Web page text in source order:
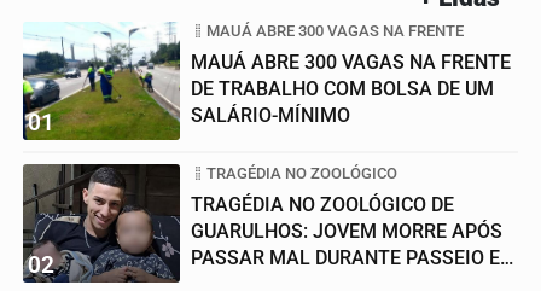
01
MAUÁ ABRE 300 VAGAS NA FRENTE
MAUÁ ABRE 300 VAGAS NA FRENTE
DE TRABALHO COM BOLSA DE UM
SALÁRIO-MÍNIMO
02
TRAGÉDIA NO ZOOLÓGICO
TRAGÉDIA NO ZOOLÓGICO DE
GUARULHOS: JOVEM MORRE APÓS
PASSAR MAL DURANTE PASSEIO EM